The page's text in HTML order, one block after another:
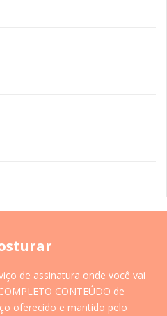
de assinatura onde você vai
CONTEÚDO de
oferecido e mantido pelo